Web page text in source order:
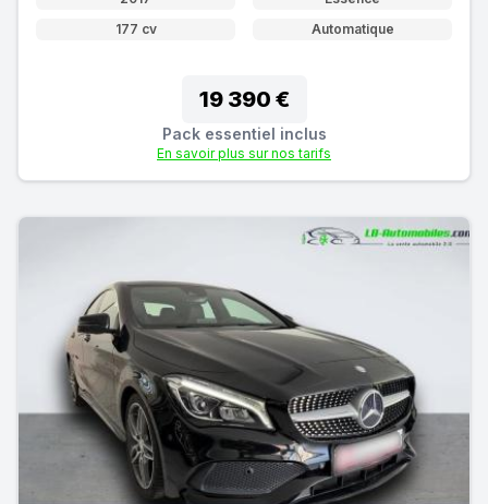
177 cv
Automatique
19 390 €
Pack essentiel inclus
En savoir plus sur nos tarifs